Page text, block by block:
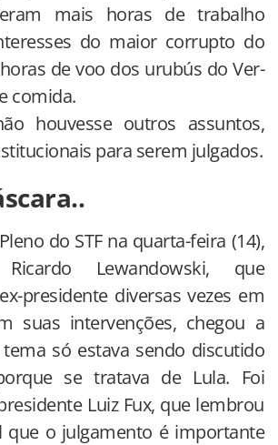
mais horas de trabalho
do maior corrupto do
de voo dos urubús do Ver-
comida.
houvesse outros assuntos,
para serem julgados.
do STF na quarta-feira (14),
Lewandowski, que
presidente diversas vezes em
suas intervenções, chegou a
só estava sendo discutido
se tratava de Lula. Foi
Luiz Fux, que lembrou
que o julgamento é importante